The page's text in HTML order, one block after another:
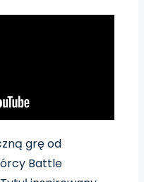
grę od
Battle